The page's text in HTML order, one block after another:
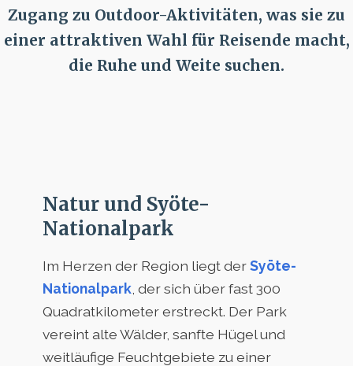
Zugang zu Outdoor-Aktivitäten, was sie zu
einer attraktiven Wahl für Reisende macht,
die Ruhe und Weite suchen.
Natur und Syöte-
Nationalpark
Im Herzen der Region liegt derSyöte-
Nationalpark , der sich über fast 300
Quadratkilometer erstreckt. Der Park
vereint alte Wälder, sanfte Hügel und
weitläufige Feuchtgebiete zu einer